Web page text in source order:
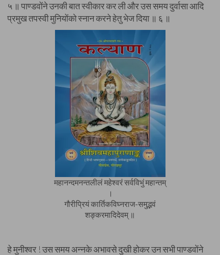
५ ॥ पाण्डवोंने उनकी बात स्वीकार कर ली और उस समय दुर्वासा आदि
प्रमुख तपस्वी मुनियोंको स्नान करने हेतु भेज दिया ॥ ६ ॥
महानन्दमनन्तलीलं महेश्वरं सर्वविभुं महान्तम्
।
गौरीप्रियं कार्तिकविघ्नराज-समुद्भवं
शङ्करमादिदेवम् ॥
हे मुनीश्वर ! उस समय अन्नके अभावसे दुखी होकर उन सभी पाण्डवोंने